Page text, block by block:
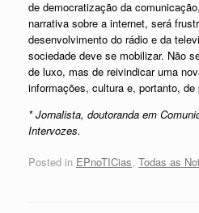
de democratização da
narrativa sobre a internet, será
desenvolvimento do rádio e da
sociedade deve se mobilizar. Não
de luxo, mas de reivindicar uma
informações, cultura e, portanto, de
* Jornalista, doutoranda em
Intervozes.
Posted in EPnoTICias, Todas as